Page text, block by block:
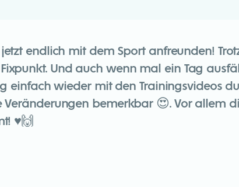
endlich mit dem Sport anfreunden!
Und auch wenn mal ein Tag
einfach wieder mit den Trainingsvideos
bemerkbar 😍. Vor allem
♥️🙌